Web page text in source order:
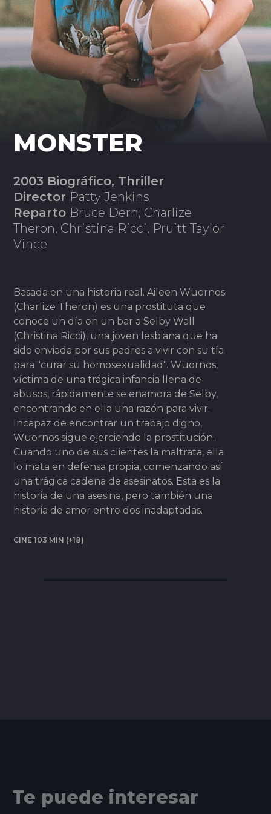
MONSTER
2003 Biográfico, Thriller
Director Patty Jenkins
Reparto Bruce Dern, Charlize
Theron, Christina Ricci, Pruitt Taylor
Vince
Basada en una historia real. Aileen Wuornos
(Charlize Theron) es una prostituta que
conoce un día en un bar a Selby Wall
(Christina Ricci), una joven lesbiana que ha
sido enviada por sus padres a vivir con su tía
para "curar su homosexualidad". Wuornos,
víctima de una trágica infancia llena de
abusos, rápidamente se enamora de Selby,
encontrando en ella una razón para vivir.
Incapaz de encontrar un trabajo digno,
Wuornos sigue ejerciendo la prostitución.
Cuando uno de sus clientes la maltrata, ella
lo mata en defensa propia, comenzando así
una trágica cadena de asesinatos. Esta es la
historia de una asesina, pero también una
historia de amor entre dos inadaptadas.
CINE 103 MIN (+18)
Te puede interesar